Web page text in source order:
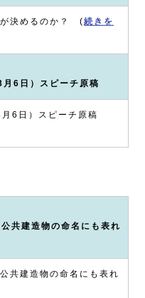
が決めるのか？ ( 続きを
6日）スピーチ原稿
月6日）スピーチ原稿
共建造物の命名にも表れ
共建造物の命名にも表れ